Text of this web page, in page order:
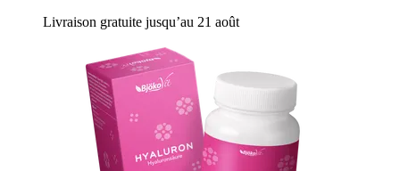
Livraison gratuite jusqu’au 21 août